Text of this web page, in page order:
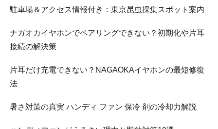
駐車場＆アクセス情報付き：東京昆虫採集スポット案内
ナガオカイヤホンでペアリングできない？初期化や片耳
接続の解決策
片耳だけ充電できない？NAGAOKAイヤホンの最短修復
法
暑さ対策の真実 ハンディ ファン 保冷 剤の冷却力解説